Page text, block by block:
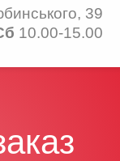
39
10.00-15.00